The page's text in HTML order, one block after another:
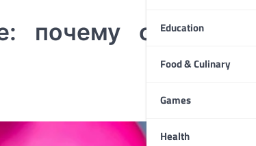
Education
Food & Culinary
Games
Health
почему один вдох